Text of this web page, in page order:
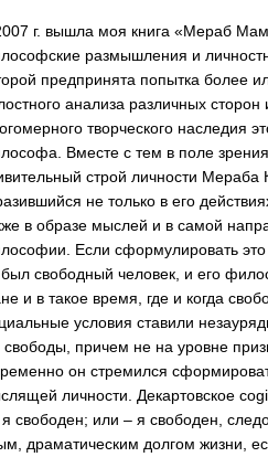
г. вышла моя книга «Мераб
размышления и
предпринята попытка более
анализа различных сторон
творческого наследия
Вместе с тем в поле зрения
строй личности Мераба
не только в его
в образе мыслей и в самой
Если сформулировать это
свободный человек, и его
и в такое время, где и когда
условия ставили
причем не на уровне
он стремился
личности. Декартовское
или – я свободен,
драматическим долгом жизни,